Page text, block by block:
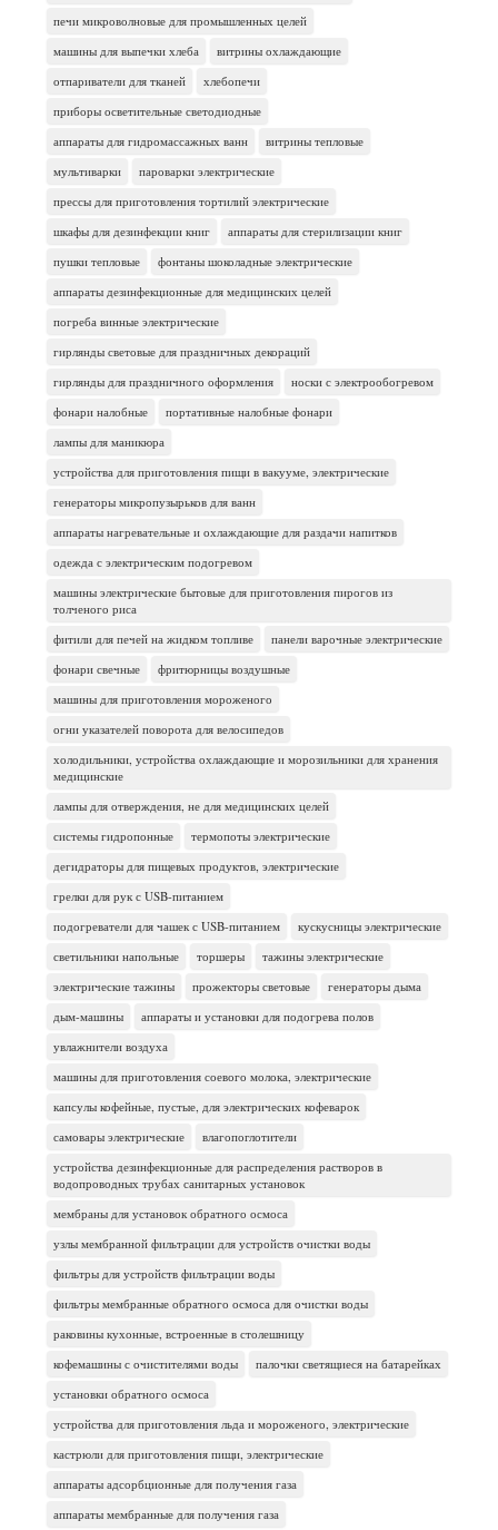
печи микроволновые для промышленных целей
машины для выпечки хлеба
витрины охлаждающие
отпариватели для тканей
хлебопечи
приборы осветительные светодиодные
аппараты для гидромассажных ванн
витрины тепловые
мультиварки
пароварки электрические
прессы для приготовления тортилий электрические
шкафы для дезинфекции книг
аппараты для стерилизации книг
пушки тепловые
фонтаны шоколадные электрические
аппараты дезинфекционные для медицинских целей
погреба винные электрические
гирлянды световые для праздничных декораций
гирлянды для праздничного оформления
носки с электрообогревом
фонари налобные
портативные налобные фонари
лампы для маникюра
устройства для приготовления пищи в вакууме, электрические
генераторы микропузырьков для ванн
аппараты нагревательные и охлаждающие для раздачи напитков
одежда с электрическим подогревом
машины электрические бытовые для приготовления пирогов из
толченого риса
фитили для печей на жидком топливе
панели варочные электрические
фонари свечные
фритюрницы воздушные
машины для приготовления мороженого
огни указателей поворота для велосипедов
холодильники, устройства охлаждающие и морозильники для хранения
медицинские
лампы для отверждения, не для медицинских целей
системы гидропонные
термопоты электрические
дегидраторы для пищевых продуктов, электрические
грелки для рук с USB-питанием
подогреватели для чашек с USB-питанием
кускусницы электрические
светильники напольные
торшеры
тажины электрические
электрические тажины
прожекторы световые
генераторы дыма
дым-машины
аппараты и установки для подогрева полов
увлажнители воздуха
машины для приготовления соевого молока, электрические
капсулы кофейные, пустые, для электрических кофеварок
самовары электрические
влагопоглотители
устройства дезинфекционные для распределения растворов в
водопроводных трубах санитарных установок
мембраны для установок обратного осмоса
узлы мембранной фильтрации для устройств очистки воды
фильтры для устройств фильтрации воды
фильтры мембранные обратного осмоса для очистки воды
раковины кухонные, встроенные в столешницу
кофемашины с очистителями воды
палочки светящиеся на батарейках
установки обратного осмоса
устройства для приготовления льда и мороженого, электрические
кастрюли для приготовления пищи, электрические
аппараты адсорбционные для получения газа
аппараты мембранные для получения газа